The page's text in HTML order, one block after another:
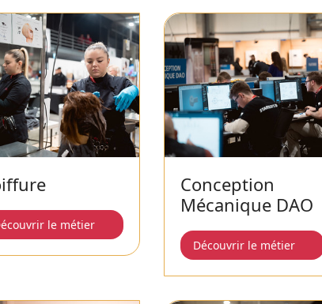
le métier
Conception
Mécanique DAO
Découvrir le métier